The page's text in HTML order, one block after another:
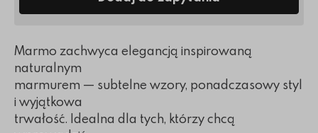
Marmo zachwyca elegancją inspirowaną
naturalnym
marmurem — subtelne wzory, ponadczasowy styl
i wyjątkowa
trwałość. Idealna dla tych, którzy chcą